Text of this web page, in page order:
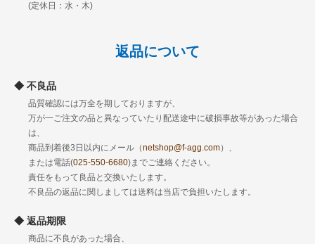
(定休日：水・木)
返品について
不良品
品質確認には万全を期しておりますが、
万が一ご注文の品と異なっていたり配送途中に破損事故等があった場合
は、
商品到着後3日以内にメール（netshop@f-agg.com）、
または電話(025-550-6680)までご連絡ください。
責任をもって良品と交換いたします。
不良品の返品に関しましては送料は当店で負担いたします。
返品期限
商品に不良があった場合、